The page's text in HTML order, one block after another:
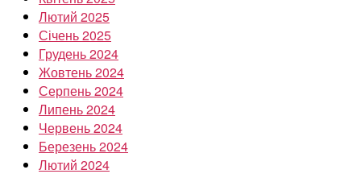
Лютий 2025
Січень 2025
Грудень 2024
Жовтень 2024
Серпень 2024
Липень 2024
Червень 2024
Березень 2024
Лютий 2024